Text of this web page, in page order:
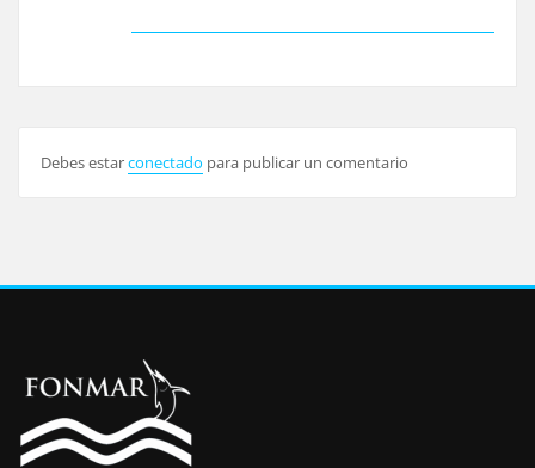
Debes estarconectado para publicar un comentario